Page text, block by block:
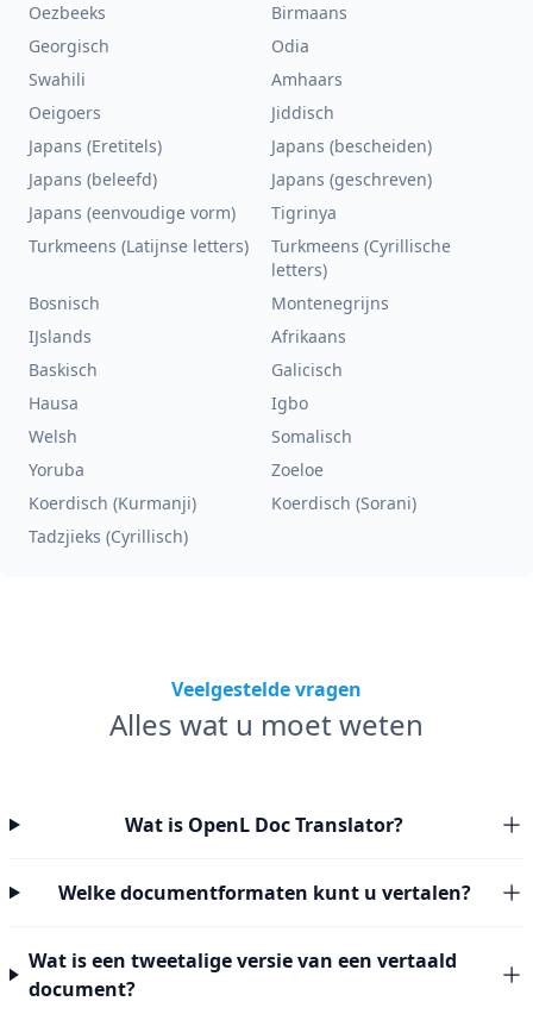
Oezbeeks
Birmaans
Georgisch
Odia
Swahili
Amhaars
Oeigoers
Jiddisch
Japans (Eretitels)
Japans (bescheiden)
Japans (beleefd)
Japans (geschreven)
Japans (eenvoudige vorm)
Tigrinya
Turkmeens (Latijnse letters)
Turkmeens (Cyrillische
letters)
Bosnisch
Montenegrijns
IJslands
Afrikaans
Baskisch
Galicisch
Hausa
Igbo
Welsh
Somalisch
Yoruba
Zoeloe
Koerdisch (Kurmanji)
Koerdisch (Sorani)
Tadzjieks (Cyrillisch)
Veelgestelde vragen
Alles wat u moet weten
Wat is OpenL Doc Translator?
Welke documentformaten kunt u vertalen?
Wat is een tweetalige versie van een vertaald
document?